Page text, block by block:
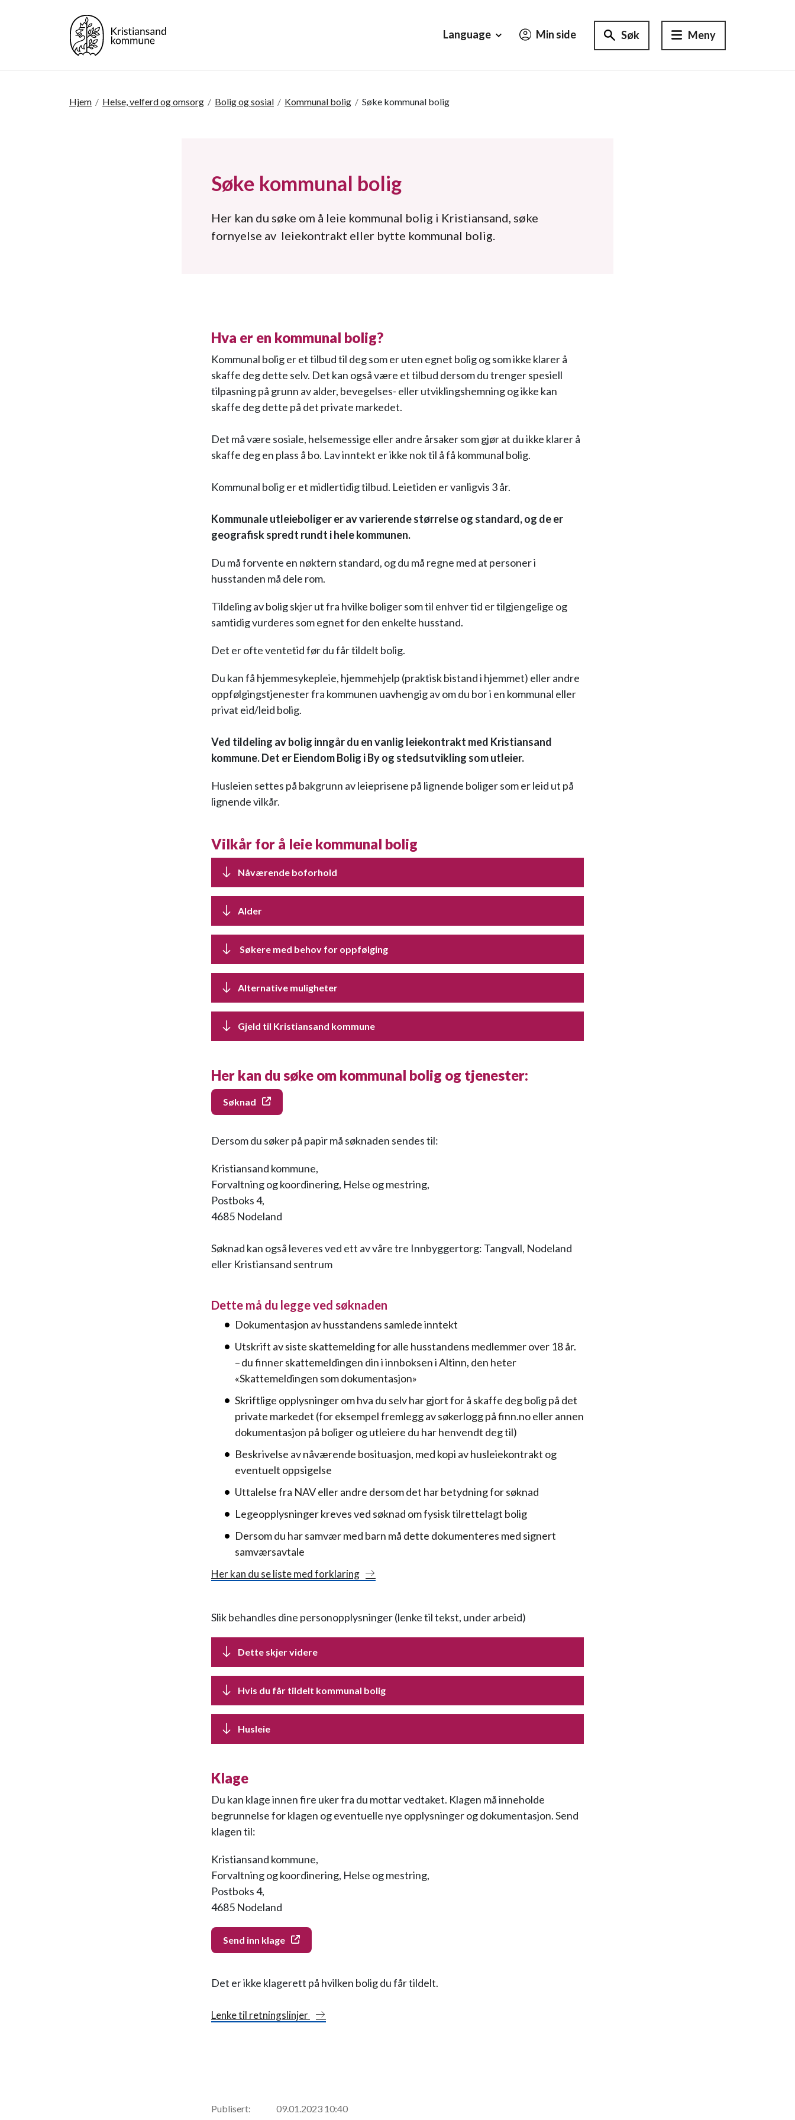
Language
Min side Søk Meny
Hjem / Helse, velferd og omsorg / Bolig og sosial / Kommunal bolig / Søke kommunal bolig
Søke kommunal bolig
Her kan du søke om å leie kommunal bolig i Kristiansand, søke
fornyelse av leiekontrakt eller bytte kommunal bolig.
Hva er en kommunal bolig?
Kommunal bolig er et tilbud til deg som er uten egnet bolig og som ikke klarer å
skaffe deg dette selv. Det kan også være et tilbud dersom du trenger spesiell
tilpasning på grunn av alder, bevegelses- eller utviklingshemning og ikke kan
skaffe deg dette på det private markedet.
Det må være sosiale, helsemessige eller andre årsaker som gjør at du ikke klarer å
skaffe deg en plass å bo. Lav inntekt er ikke nok til å få kommunal bolig.
Kommunal bolig er et midlertidig tilbud. Leietiden er vanligvis 3 år.
Kommunale utleieboliger er av varierende størrelse og standard, og de er
geografisk spredt rundt i hele kommunen.
Du må forvente en nøktern standard, og du må regne med at personer i
husstanden må dele rom.
Tildeling av bolig skjer ut fra hvilke boliger som til enhver tid er tilgjengelige og
samtidig vurderes som egnet for den enkelte husstand.
Det er ofte ventetid før du får tildelt bolig.
Du kan få hjemmesykepleie, hjemmehjelp (praktisk bistand i hjemmet) eller andre
oppfølgingstjenester fra kommunen uavhengig av om du bor i en kommunal eller
privat eid/leid bolig.
Ved tildeling av bolig inngår du en vanlig leiekontrakt med Kristiansand
kommune. Det er Eiendom Bolig i By og stedsutvikling som utleier.
Husleien settes på bakgrunn av leieprisene på lignende boliger som er leid ut på
lignende vilkår.
Vilkår for å leie kommunal bolig
Nåværende boforhold
Alder
Søkere med behov for oppfølging
Alternative muligheter
Gjeld til Kristiansand kommune
Her kan du søke om kommunal bolig og tjenester:
Søknad
Dersom du søker på papir må søknaden sendes til:
Kristiansand kommune,
Forvaltning og koordinering, Helse og mestring,
Postboks 4,
4685 Nodeland
Søknad kan også leveres ved ett av våre tre Innbyggertorg: Tangvall, Nodeland
eller Kristiansand sentrum
Dette må du legge ved søknaden
Dokumentasjon av husstandens samlede inntekt
Utskrift av siste skattemelding for alle husstandens medlemmer over 18 år.
– du finner skattemeldingen din i innboksen i Altinn, den heter
«Skattemeldingen som dokumentasjon»
Skriftlige opplysninger om hva du selv har gjort for å skaffe deg bolig på det
private markedet (for eksempel fremlegg av søkerlogg på finn.no eller annen
dokumentasjon på boliger og utleiere du har henvendt deg til)
Beskrivelse av nåværende bosituasjon, med kopi av husleiekontrakt og
eventuelt oppsigelse
Uttalelse fra NAV eller andre dersom det har betydning for søknad
Legeopplysninger kreves ved søknad om fysisk tilrettelagt bolig
Dersom du har samvær med barn må dette dokumenteres med signert
samværsavtale
Her kan du se liste med forklaring
Slik behandles dine personopplysninger (lenke til tekst, under arbeid)
Dette skjer videre
Hvis du får tildelt kommunal bolig
Husleie
Klage
Du kan klage innen fire uker fra du mottar vedtaket. Klagen må inneholde
begrunnelse for klagen og eventuelle nye opplysninger og dokumentasjon. Send
klagen til:
Kristiansand kommune,
Forvaltning og koordinering, Helse og mestring,
Postboks 4,
4685 Nodeland
Send inn klage
Det er ikke klagerett på hvilken bolig du får tildelt.
Lenke til retningslinjer
Publisert: 09.01.2023 10:40